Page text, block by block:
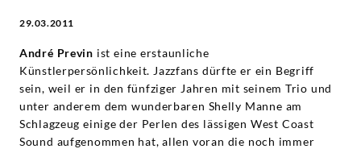
Grammophon
29.03.2011
André Previn ist eine erstaunliche
Künstlerpersönlichkeit. Jazzfans dürfte er ein Begriff
sein, weil er in den fünfziger Jahren mit seinem Trio und
unter anderem dem wunderbaren Shelly Manne am
Schlagzeug einige der Perlen des lässigen West Coast
Sound aufgenommen hat, allen voran die noch immer